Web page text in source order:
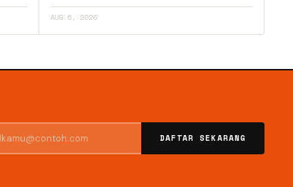
AUG 6, 2026
DAFTAR SEKARANG